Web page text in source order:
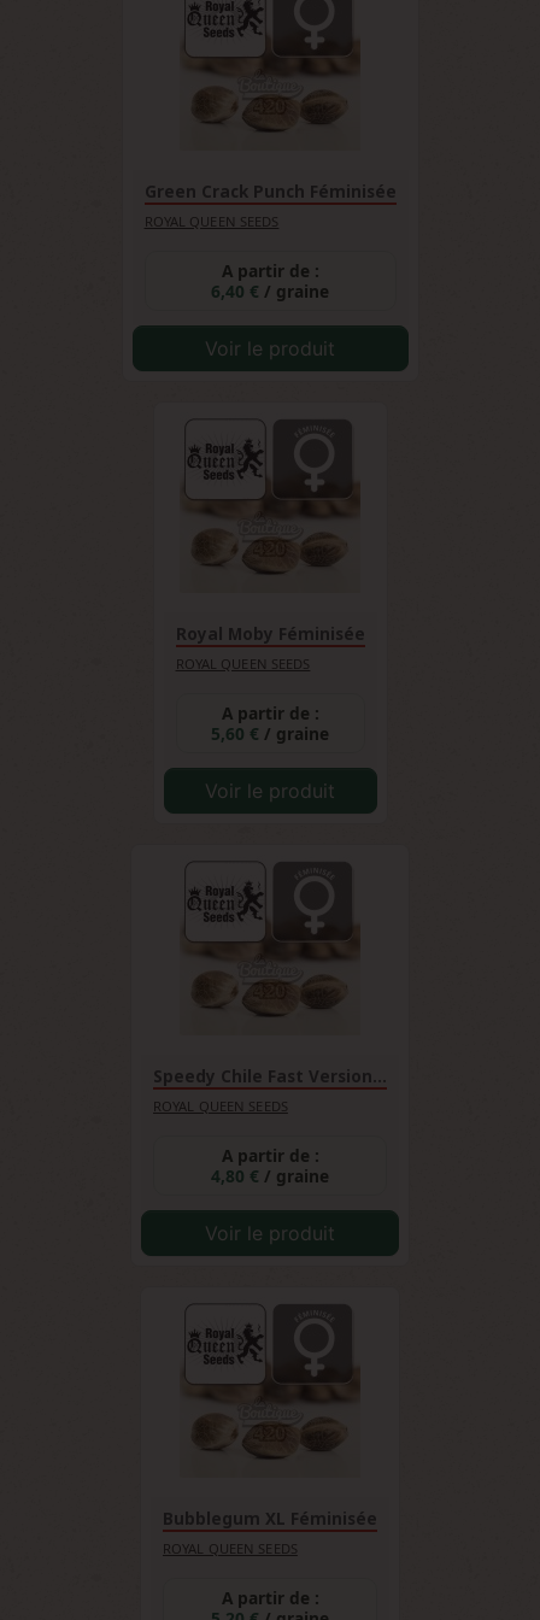
Indica apporte robustesse et résistance.
Green Crack Punch Féminisée
ROYAL QUEEN SEEDS
A partir de :
6,40 € / graine
Voir le produit
Royal Moby Féminisée
ROYAL QUEEN SEEDS
A partir de :
5,60 € / graine
Voir le produit
Speedy Chile Fast Version...
ROYAL QUEEN SEEDS
A partir de :
4,80 € / graine
Voir le produit
Bubblegum XL Féminisée
ROYAL QUEEN SEEDS
A partir de :